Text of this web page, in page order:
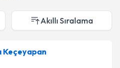
Akıllı Sıralama
Keçeyapan